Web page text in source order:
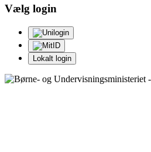
Vælg login
Lokalt login